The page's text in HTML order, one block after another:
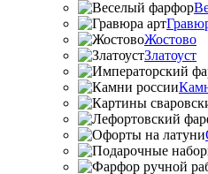
Жостово
Златоуст